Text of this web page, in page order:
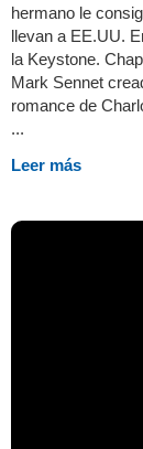
hermano le
llevan a EE.UU.
la Keystone.
Mark Sennet
romance de
...
Leer más